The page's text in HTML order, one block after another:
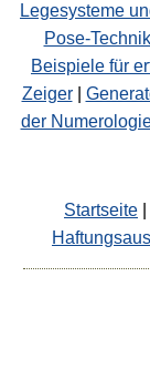
Legesysteme
Pose-
Beispiele für
Zeiger|
der
Startseite